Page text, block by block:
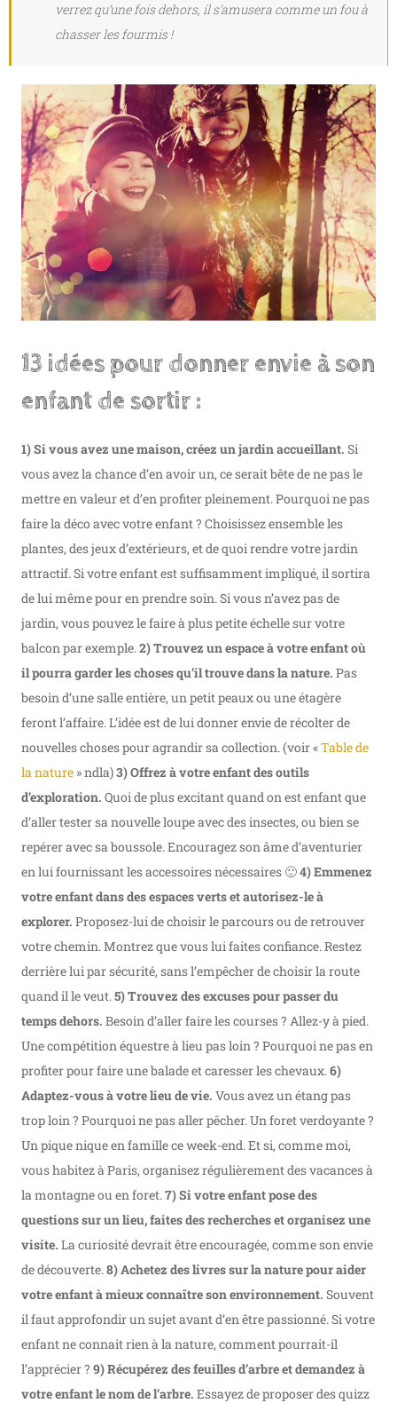
verrez qu’une fois dehors, il s’amusera comme un fou à
chasser les fourmis !
13 idées pour donner envie à son
enfant de sortir :
1) Si vous avez une maison, créez un jardin accueillant. Si
vous avez la chance d’en avoir un, ce serait bête de ne pas le
mettre en valeur et d’en profiter pleinement. Pourquoi ne pas
faire la déco avec votre enfant ? Choisissez ensemble les
plantes, des jeux d’extérieurs, et de quoi rendre votre jardin
attractif. Si votre enfant est suffisamment impliqué, il sortira
de lui même pour en prendre soin. Si vous n’avez pas de
jardin, vous pouvez le faire à plus petite échelle sur votre
balcon par exemple.2) Trouvez un espace à votre enfant où
il pourra garder les choses qu’il trouve dans la nature. Pas
besoin d’une salle entière, un petit peaux ou une étagère
feront l’affaire. L’idée est de lui donner envie de récolter de
nouvelles choses pour agrandir sa collection. (voir «Table de
la nature » ndla)3) Offrez à votre enfant des outils
d’exploration. Quoi de plus excitant quand on est enfant que
d’aller tester sa nouvelle loupe avec des insectes, ou bien se
repérer avec sa boussole. Encouragez son âme d’aventurier
en lui fournissant les accessoires nécessaires 🙂4) Emmenez
votre enfant dans des espaces verts et autorisez-le à
explorer. Proposez-lui de choisir le parcours ou de retrouver
votre chemin. Montrez que vous lui faites confiance. Restez
derrière lui par sécurité, sans l’empêcher de choisir la route
quand il le veut.5) Trouvez des excuses pour passer du
temps dehors. Besoin d’aller faire les courses ? Allez-y à pied.
Une compétition équestre à lieu pas loin ? Pourquoi ne pas en
profiter pour faire une balade et caresser les chevaux.6)
Adaptez-vous à votre lieu de vie. Vous avez un étang pas
trop loin ? Pourquoi ne pas aller pêcher. Un foret verdoyante ?
Un pique nique en famille ce week-end. Et si, comme moi,
vous habitez à Paris, organisez régulièrement des vacances à
la montagne ou en foret.7) Si votre enfant pose des
questions sur un lieu, faites des recherches et organisez une
visite. La curiosité devrait être encouragée, comme son envie
de découverte.8) Achetez des livres sur la nature pour aider
votre enfant à mieux connaître son environnement. Souvent
il faut approfondir un sujet avant d’en être passionné. Si votre
enfant ne connait rien à la nature, comment pourrait-il
l’apprécier ? 9) Récupérez des feuilles d’arbre et demandez à
votre enfant le nom de l’arbre. Essayez de proposer des quizz